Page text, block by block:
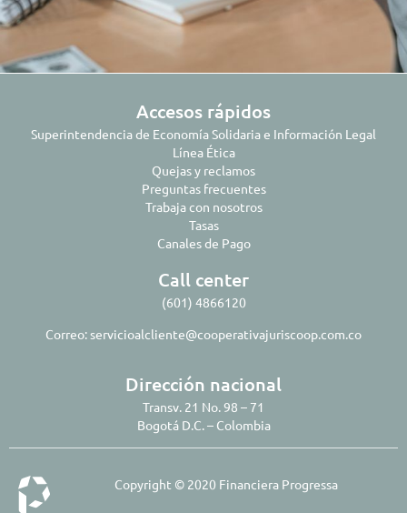
Accesos rápidos
Superintendencia de Economía Solidaria e Información Legal
Línea Ética
Quejas y reclamos
Preguntas frecuentes
Trabaja con nosotros
Tasas
Canales de Pago
Call center
(601) 4866120
Correo:servicioalcliente@cooperativajuriscoop.com.co
Dirección nacional
Transv. 21 No. 98 – 71
Bogotá D.C. – Colombia
Copyright © 2020 Financiera Progressa